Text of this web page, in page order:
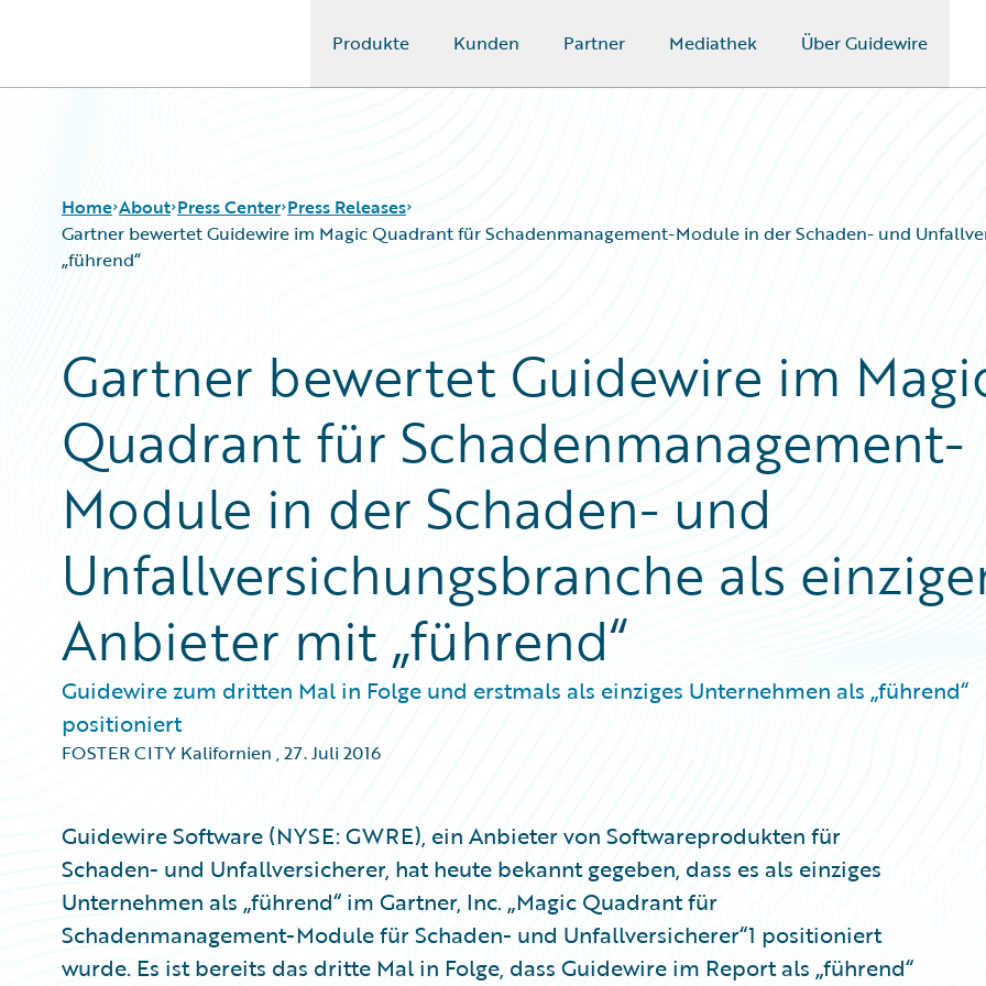
Produkte Kunden Partner Mediathek Über Guidewire
Home About Press Center Press Releases
Gartner bewertet Guidewire im Magic Quadrant für Schadenmanagement-Module in der Schaden- und
„führend“
Gartner bewertet Guidewire im
Quadrant für Schadenmanagement-
Module in der Schaden- und
Unfallversichungsbranche als
Anbieter mit „führend“
Guidewire zum dritten Mal in Folge und erstmals als einziges Unternehmen als „führend“
positioniert
FOSTER CITY Kalifornien ,27. Juli 2016
Guidewire Software (NYSE: GWRE), ein Anbieter von Softwareprodukten für
Schaden- und Unfallversicherer, hat heute bekannt gegeben, dass es als einziges
Unternehmen als „führend“ im Gartner, Inc. „Magic Quadrant für
Schadenmanagement-Module für Schaden- und Unfallversicherer“1 positioniert
wurde. Es ist bereits das dritte Mal in Folge, dass Guidewire im Report als „führend“